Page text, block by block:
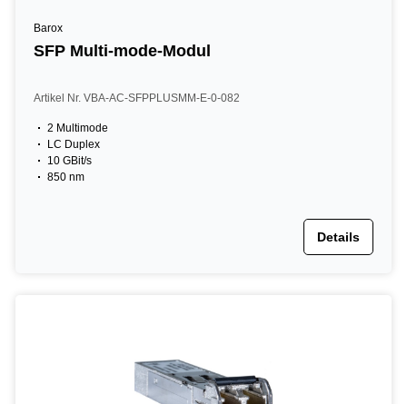
Barox
SFP Multi-mode-Modul
Artikel Nr. VBA-AC-SFPPLUSMM-E-0-082
2 Multimode
LC Duplex
10 GBit/s
850 nm
Details